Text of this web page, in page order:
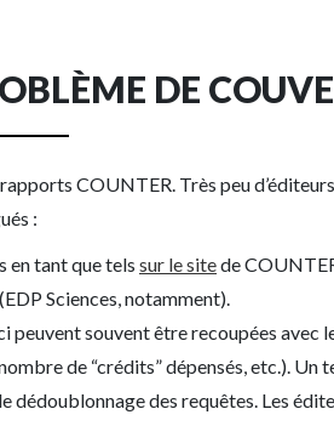
DE
COUNTER. Très peu
:
en tant que tels sur le sitede
Sciences, notamment).
souvent être recoupées
de “crédits” dépensés, etc.).
des requêtes. Les